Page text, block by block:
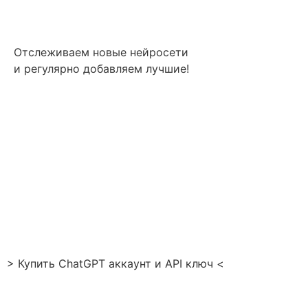
Отслеживаем новые нейросети
и регулярно добавляем лучшие!
> Купить ChatGPT аккаунт и API ключ <